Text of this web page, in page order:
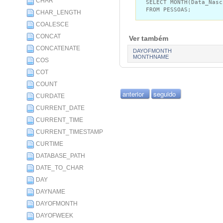
CHAR_LENGTH
COALESCE
CONCAT
CONCATENATE
COS
COT
COUNT
CURDATE
CURRENT_DATE
CURRENT_TIME
CURRENT_TIMESTAMP
CURTIME
DATABASE_PATH
DATE_TO_CHAR
DAY
DAYNAME
DAYOFMONTH
DAYOFWEEK
SELECT
FROM PESSOAS;
Ver também
DAYOFMONTH
MONTHNAME
anterior seguido